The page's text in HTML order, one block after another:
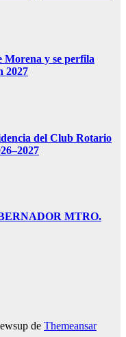
Morena y se perfila
2027
del Club Rotario
MTRO.
de Themeansar